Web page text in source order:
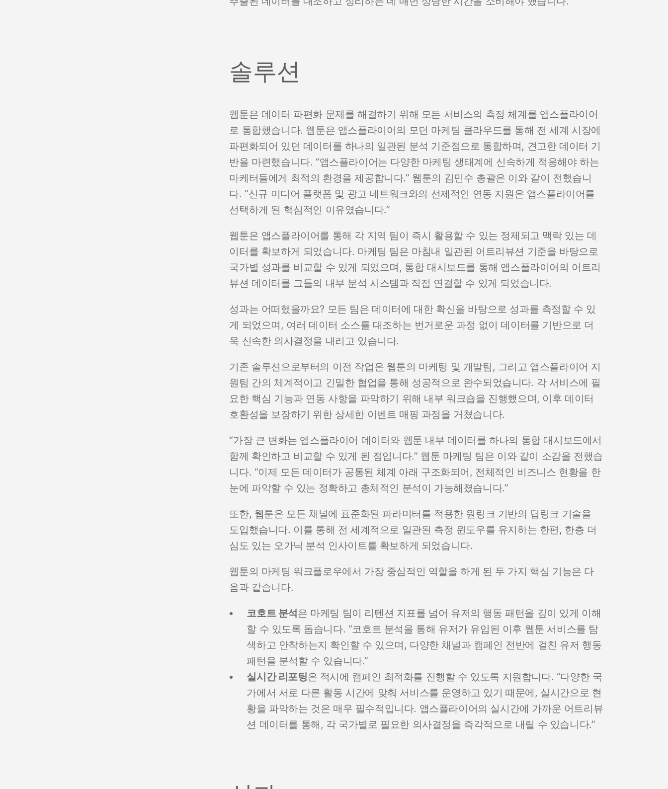
솔루션
웹툰은 데이터 파편화 문제를 해결하기 위해 모든 서비스의 측정 체계를 앱스플라이어
로 통합했습니다. 웹툰은 앱스플라이어의 모던 마케팅 클라우드를 통해 전 세계 시장에
파편화되어 있던 데이터를 하나의 일관된 분석 기준점으로 통합하며, 견고한 데이터 기
반을 마련했습니다. “앱스플라이어는 다양한 마케팅 생태계에 신속하게 적응해야 하는
마케터들에게 최적의 환경을 제공합니다.” 웹툰의 김민수 총괄은 이와 같이 전했습니
다. “신규 미디어 플랫폼 및 광고 네트워크와의 선제적인 연동 지원은 앱스플라이어를
선택하게 된 핵심적인 이유였습니다.”
웹툰은 앱스플라이어를 통해 각 지역 팀이 즉시 활용할 수 있는 정제되고 맥락 있는 데
이터를 확보하게 되었습니다. 마케팅 팀은 마침내 일관된 어트리뷰션 기준을 바탕으로
국가별 성과를 비교할 수 있게 되었으며, 통합 대시보드를 통해 앱스플라이어의 어트리
뷰션 데이터를 그들의 내부 분석 시스템과 직접 연결할 수 있게 되었습니다.
성과는 어떠했을까요? 모든 팀은 데이터에 대한 확신을 바탕으로 성과를 측정할 수 있
게 되었으며, 여러 데이터 소스를 대조하는 번거로운 과정 없이 데이터를 기반으로 더
욱 신속한 의사결정을 내리고 있습니다.
기존 솔루션으로부터의 이전 작업은 웹툰의 마케팅 및 개발팀, 그리고 앱스플라이어 지
원팀 간의 체계적이고 긴밀한 협업을 통해 성공적으로 완수되었습니다. 각 서비스에 필
요한 핵심 기능과 연동 사항을 파악하기 위해 내부 워크숍을 진행했으며, 이후 데이터
호환성을 보장하기 위한 상세한 이벤트 매핑 과정을 거쳤습니다.
“가장 큰 변화는 앱스플라이어 데이터와 웹툰 내부 데이터를 하나의 통합 대시보드에서
함께 확인하고 비교할 수 있게 된 점입니다.” 웹툰 마케팅 팀은 이와 같이 소감을 전했습
니다. “이제 모든 데이터가 공통된 체계 아래 구조화되어, 전체적인 비즈니스 현황을 한
눈에 파악할 수 있는 정확하고 총체적인 분석이 가능해졌습니다.”
또한, 웹툰은 모든 채널에 표준화된 파라미터를 적용한 원링크 기반의 딥링크 기술을
도입했습니다. 이를 통해 전 세계적으로 일관된 측정 윈도우를 유지하는 한편, 한층 더
심도 있는 오가닉 분석 인사이트를 확보하게 되었습니다.
웹툰의 마케팅 워크플로우에서 가장 중심적인 역할을 하게 된 두 가지 핵심 기능은 다
음과 같습니다.
코호트 분석은 마케팅 팀이 리텐션 지표를 넘어 유저의 행동 패턴을 깊이 있게 이해
할 수 있도록 돕습니다. “코호트 분석을 통해 유저가 유입된 이후 웹툰 서비스를 탐
색하고 안착하는지 확인할 수 있으며, 다양한 채널과 캠페인 전반에 걸친 유저 행동
패턴을 분석할 수 있습니다.”
실시간 리포팅은 적시에 캠페인 최적화를 진행할 수 있도록 지원합니다. “다양한 국
가에서 서로 다른 활동 시간에 맞춰 서비스를 운영하고 있기 때문에, 실시간으로 현
황을 파악하는 것은 매우 필수적입니다. 앱스플라이어의 실시간에 가까운 어트리뷰
션 데이터를 통해, 각 국가별로 필요한 의사결정을 즉각적으로 내릴 수 있습니다.”